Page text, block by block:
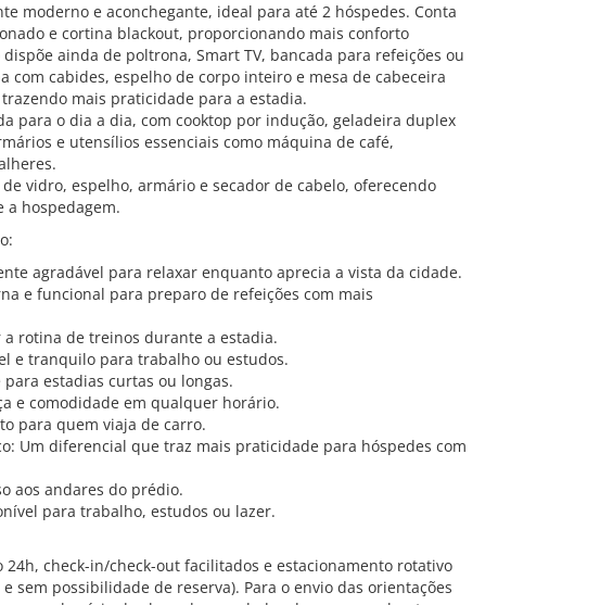
moderno e aconchegante, ideal para até 2 hóspedes. Conta
e cortina blackout, proporcionando mais conforto
ainda de poltrona, Smart TV, bancada para refeições ou
com cabides, espelho de corpo inteiro e mesa de cabeceira
mais praticidade para a estadia.
para o dia a dia, com cooktop por indução, geladeira duplex
e utensílios essenciais como máquina de café,
vidro, espelho, armário e secador de cabelo, oferecendo
hospedagem.
agradável para relaxar enquanto aprecia a vista da cidade.
e funcional para preparo de refeições com mais
a rotina de treinos durante a estadia.
e tranquilo para trabalho ou estudos.
estadias curtas ou longas.
e comodidade em qualquer horário.
para quem viaja de carro.
Um diferencial que traz mais praticidade para hóspedes com
aos andares do prédio.
para trabalho, estudos ou lazer.
24h, check-in/check-out facilitados e estacionamento rotativo
sem possibilidade de reserva). Para o envio das orientações